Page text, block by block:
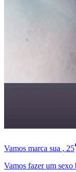
Vamos marca sua , 25
Vamos fazer um sexo